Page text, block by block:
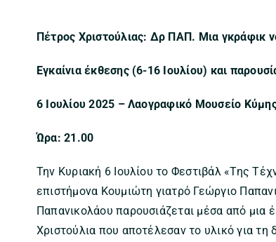
Πέτρος Χριστούλιας: Δρ ΠΑΠ. Μια γκράφικ
Εγκαίνια έκθεσης (6-16 Ιουλίου) και
6 Ιουλίου 2025 – Λαογραφικό Μουσείο
Ώρα: 21.00
Την Κυριακή 6 Ιουλίου το Φεστιβάλ «Της
επιστήμονα Κουμιώτη γιατρό Γεώργιο
Παπανικολάου παρουσιάζεται μέσα από μια
Χριστούλια που αποτέλεσαν το υλικό για